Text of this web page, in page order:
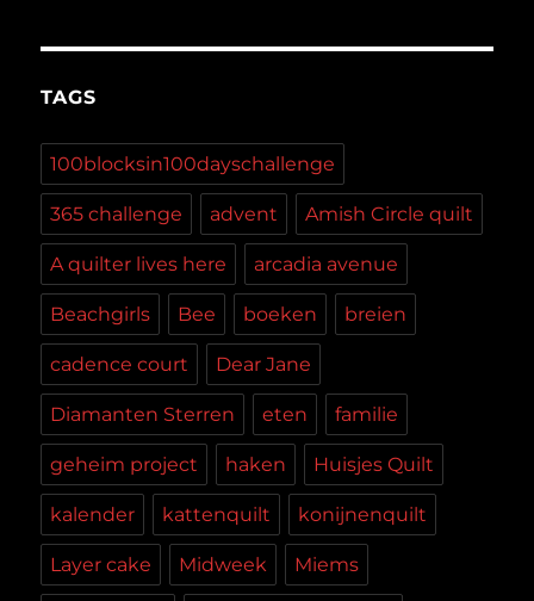
TAGS
100blocksin100dayschallenge
365 challenge advent Amish Circle quilt
A quilter lives here arcadia avenue
Beachgirls Bee boeken breien
cadence court Dear Jane
Diamanten Sterren eten familie
geheim project haken Huisjes Quilt
kalender kattenquilt konijnenquilt
Layer cake Midweek Miems